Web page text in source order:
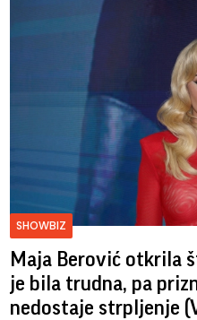
SHOWBIZ
Maja Berović otkrila
je bila trudna, pa
nedostaje strpljenje